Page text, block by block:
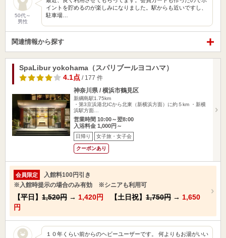
50代～
男性
イントを貯めるのが楽しみになりました。駅からも近いですし、
駐車場…
関連情報から探す
SpaLibur yokohama（スパリブールヨコハマ）
4.1点 / 177 件
神奈川県 / 横浜市鶴見区
新綱島駅1.75km
・第3京浜港北ICから北東（新横浜方面）に約５km ・新横
浜駅方面…
営業時間 10:00～翌8:00
入浴料金 1,000円～
日帰り 女子旅・女子会
クーポンあり
会員限定
入館料100円引き
※入館時提示の場合のみ有効 ※シニアも利用可
【平日】 1,520円 → 1,420円 【土日祝】 1,750円 → 1,650
円
１０年くらい前からのヘビーユーザーです。 何よりもお湯がいい